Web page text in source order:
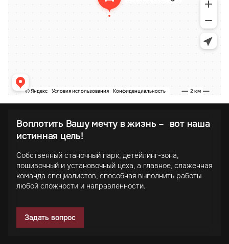
Воплотить Вашу мечту в жизнь – вот наша
истинная цель!
Собственный станочный парк, детейлинг-зона,
пошивочный и установочный цеха, а главное, слаженная
команда специалистов, способная выполнить работы
любой сложности и направленности.
Задать вопрос